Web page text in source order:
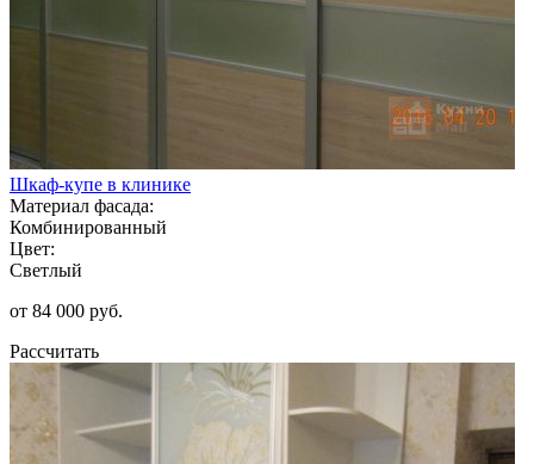
Шкаф-купе в клинике
Материал фасада:
Комбинированный
Цвет:
Светлый
от 84 000 руб.
Рассчитать